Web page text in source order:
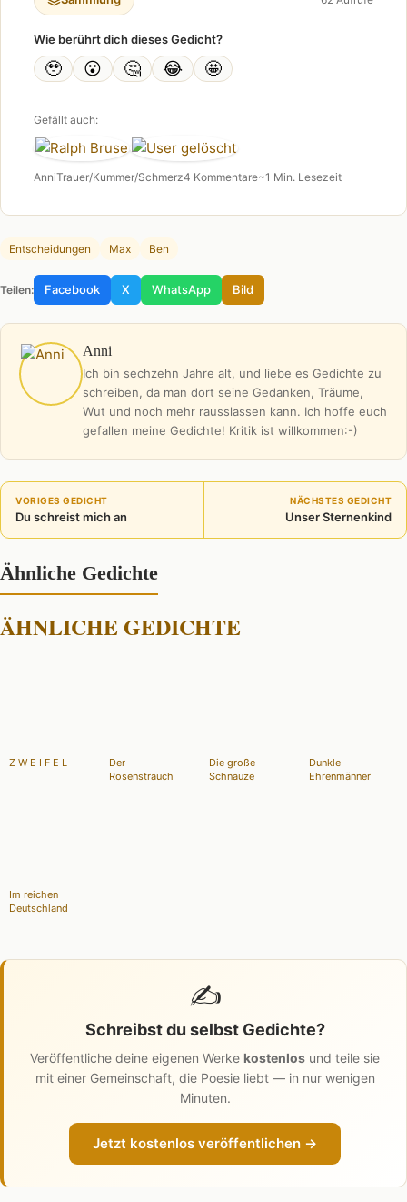
Wie berührt dich dieses Gedicht?
🥹 😮 🤔 😂 🤩
Gefällt auch:
AnniTrauer/Kummer/Schmerz4 Kommentare~1 Min. Lesezeit
Entscheidungen Max Ben
Teilen: Facebook X WhatsApp Bild
Anni
Ich bin sechzehn Jahre alt, und liebe es Gedichte zu
schreiben, da man dort seine Gedanken, Träume,
Wut und noch mehr rausslassen kann. Ich hoffe euch
gefallen meine Gedichte! Kritik ist willkommen:-)
VORIGES GEDICHT
Du schreist mich an
NÄCHSTES GEDICHT
Unser Sternenkind
Ähnliche Gedichte
ÄHNLICHE GEDICHTE
Z W E I F E L
Der
Rosenstrauch
Die große
Schnauze
Dunkle
Ehrenmänner
Im reichen
Deutschland
✍️
Schreibst du selbst Gedichte?
Veröffentliche deine eigenen Werke kostenlos und teile sie
mit einer Gemeinschaft, die Poesie liebt — in nur wenigen
Minuten.
Jetzt kostenlos veröffentlichen →